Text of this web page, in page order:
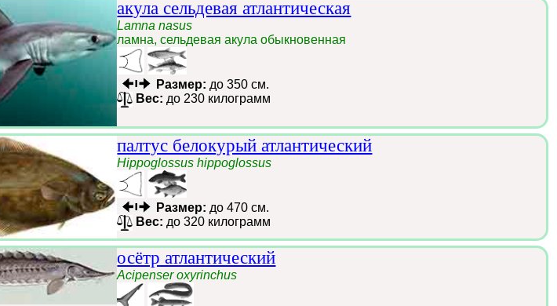
акула сельдевая атлантическая
Lamna nasus
ламна, сельдевая акула обыкновенная
Размер: до 350 см.
Вес: до 230 килограмм
палтус белокурый атлантический
Hippoglossus hippoglossus
Размер: до 470 см.
Вес: до 320 килограмм
осётр атлантический
Acipenser oxyrinchus